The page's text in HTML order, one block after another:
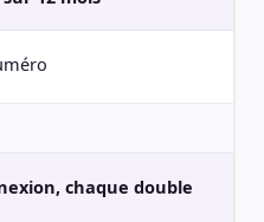
chaque double